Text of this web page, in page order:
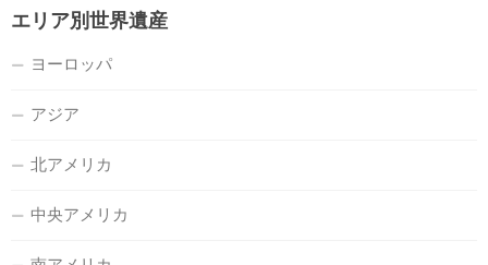
エリア別世界遺産
ヨーロッパ
アジア
北アメリカ
中央アメリカ